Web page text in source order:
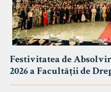
Festivitatea de
2026 a Facultății de